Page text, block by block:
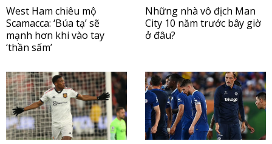
West Ham chiêu mộ
Scamacca: ‘Búa tạ’ sẽ
mạnh hơn khi vào tay
‘thần sấm’
Những nhà vô địch Man
City 10 năm trước bây giờ
ở đâu?